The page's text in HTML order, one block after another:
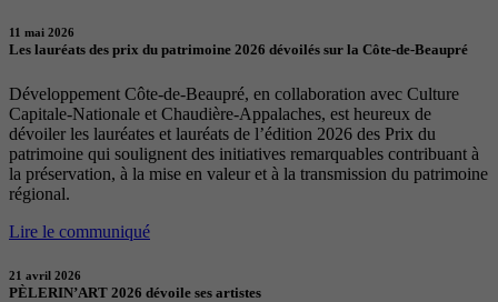
11 mai 2026
Les lauréats des prix du patrimoine 2026 dévoilés sur la Côte-de-Beaupré
Développement Côte-de-Beaupré, en collaboration avec Culture
Capitale-Nationale et Chaudière-Appalaches, est heureux de
dévoiler les lauréates et lauréats de l’édition 2026 des Prix du
patrimoine qui soulignent des initiatives remarquables contribuant à
la préservation, à la mise en valeur et à la transmission du patrimoine
régional.
Lire le communiqué
21 avril 2026
PÈLERIN’ART 2026 dévoile ses artistes